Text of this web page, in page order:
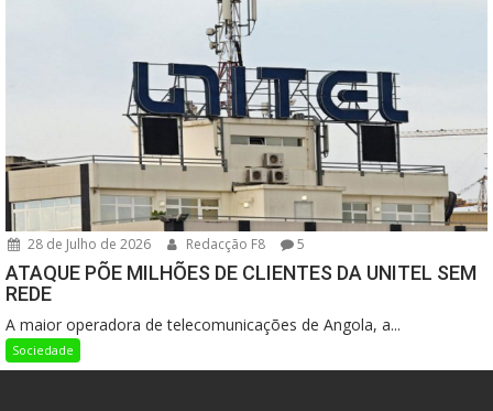
28 de Julho de 2026 Redacção F8 5
ATAQUE PÕE MILHÕES DE CLIENTES DA UNITEL SEM
REDE
A maior operadora de telecomunicações de Angola, a...
Sociedade